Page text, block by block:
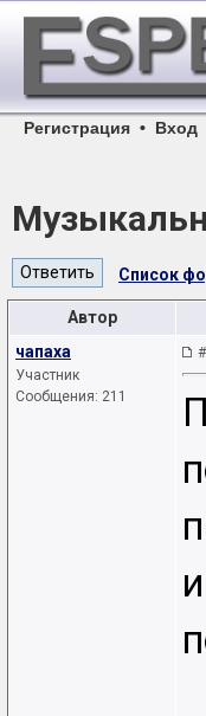
Регистрация • Вход
Список
Автор
чапаха
Участник
Сообщения: 211